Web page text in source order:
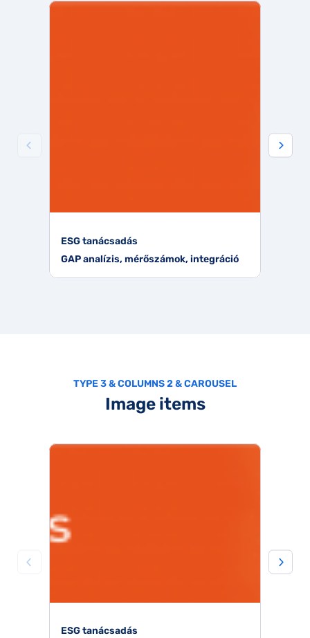
ESG tanácsadás
GAP analízis, mérőszámok, integráció
TYPE 3 & COLUMNS 2 & CAROUSEL
Image items
ESG tanácsadás